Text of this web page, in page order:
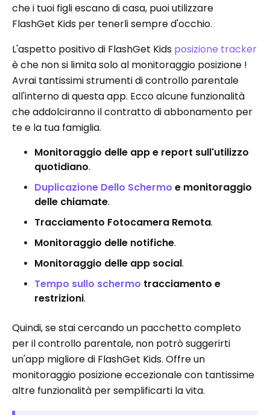
che i tuoi figli escano di casa, puoi utilizzare
FlashGet Kids per tenerli sempre d'occhio.
L'aspetto positivo di FlashGet Kids posizione tracker
è che non si limita solo al monitoraggio posizione !
Avrai tantissimi strumenti di controllo parentale
all'interno di questa app. Ecco alcune funzionalità
che addolciranno il contratto di abbonamento per
te e la tua famiglia.
Monitoraggio delle app e report sull'utilizzo
quotidiano.
Duplicazione Dello Schermo e monitoraggio
delle chiamate.
Tracciamento Fotocamera Remota.
Monitoraggio delle notifiche.
Monitoraggio delle app social.
Tempo sullo schermo tracciamento e
restrizioni.
Quindi, se stai cercando un pacchetto completo
per il controllo parentale, non potrò suggerirti
un'app migliore di FlashGet Kids. Offre un
monitoraggio posizione eccezionale con tantissime
altre funzionalità per semplificarti la vita.